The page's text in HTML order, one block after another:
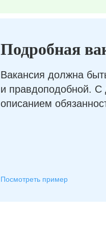
Подробная
Вакансия должна
и правдоподобной. С
описанием
Посмотреть пример